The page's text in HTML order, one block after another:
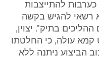
להתייצבות
רשאי להגיש בקשה
בתיק". יצוין,
קמא עולה, כי החלטתו
הביצוע ניתנה ללא